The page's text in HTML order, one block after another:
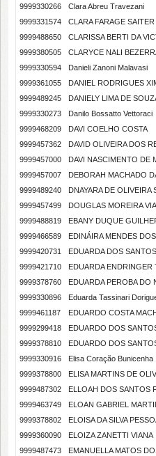
9999330266
Clara Abreu Travezani
9999331574
CLARA FARAGE SAITER
9999488650
CLARISSA BERTI DA
9999380505
CLARYCE NALI
9999330594
Danieli Zanoni Malavasi
9999361055
DANIEL RODRIGUES
9999489245
DANIELY LIMA DE
9999330273
Danilo Bossatto Vettoraci
9999468209
DAVI COELHO COSTA
9999457362
DAVID OLIVEIRA DOS
9999457000
DAVI NASCIMENTO DE
9999457007
DEBORAH MACHADO
9999489240
DNAYARA DE OLIVEIRA
9999457499
DOUGLAS MOREIRA
9999488819
EBANY DUQUE
9999466589
EDINÁIRA MENDES
9999420731
EDUARDA DOS
9999421710
EDUARDA ENDRINGER
9999378760
EDUARDA PEROBA DO
9999330896
Eduarda Tassinari
9999461187
EDUARDO COSTA
9999299418
EDUARDO DOS
9999378810
EDUARDO DOS
9999330916
Elisa Coração Bunicenha
9999378800
ELISA MARTINS DE
9999487302
ELLOAH DOS SANTOS
9999463749
ELOAN GABRIEL
9999378802
ELOISA DA SILVA
9999360090
ELOIZA ZANETTI VIANA
9999487473
EMANUELLA MATOS